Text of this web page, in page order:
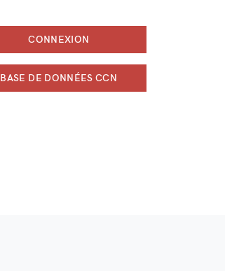
CONNEXION
BASE DE DONNÉES CCN